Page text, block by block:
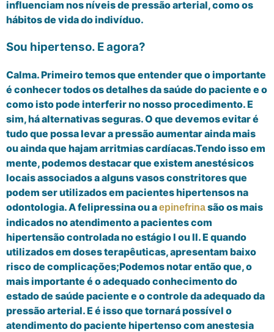
influenciam nos níveis de pressão arterial, como os
hábitos de vida do indivíduo.
Sou hipertenso. E agora?
Calma. Primeiro temos que entender que o importante
é conhecer todos os detalhes da saúde do paciente e o
como isto pode interferir no nosso procedimento. E
sim, há alternativas seguras. O que devemos evitar é
tudo que possa levar a pressão aumentar ainda mais
ou ainda que hajam arritmias cardíacas.Tendo isso em
mente, podemos destacarque existem anestésicos
locais associados a alguns vasos constritores que
podem ser utilizados em pacientes hipertensos na
odontologia. Afelipressinaou aepinefrinasão os mais
indicados no atendimento a pacientes com
hipertensão controlada no estágio I ou II. E quando
utilizados em doses terapêuticas, apresentam baixo
risco de complicações;Podemos notar então que, o
mais importante é o adequado conhecimento do
estado de saúde paciente e o controle da adequado da
pressão arterial. E é isso que tornará possível o
atendimento do paciente hipertenso com anestesia